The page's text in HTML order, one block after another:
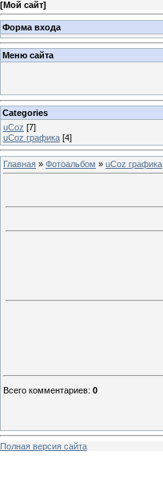
[Мой сайт]
Форма входа
Меню сайта
Categories
uCoz [7]
uCoz графика [4]
Главная » Фотоальбом » uCoz графика
Всего комментариев: 0
Полная версия сайта